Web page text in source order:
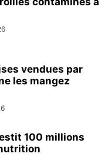
vendues par
les mangez
100 millions